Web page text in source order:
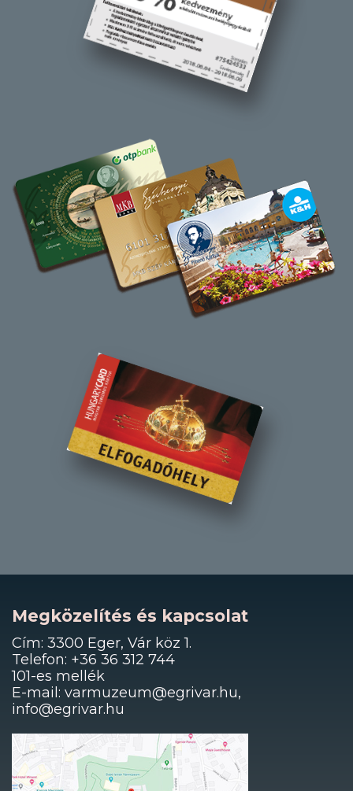
Megközelítés és kapcsolat
Cím: 3300 Eger, Vár köz 1.
Telefon: +36 36 312 744
101-es mellék
E-mail: varmuzeum@egrivar.hu,
info@egrivar.hu